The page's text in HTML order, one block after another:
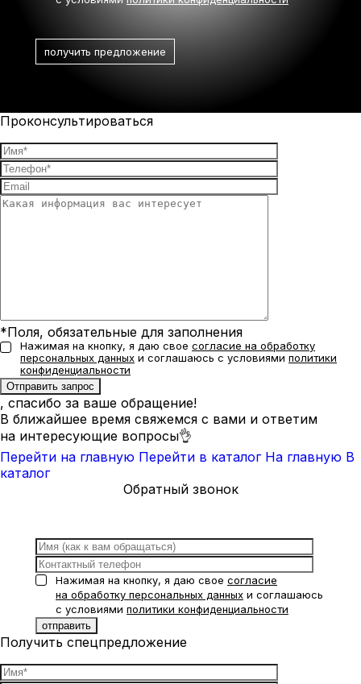
Проконсультироваться
*Поля, обязательные для заполнения
Нажимая на кнопку, я даю свое согласие на обработку
персональных данных и соглашаюсь с условиями политики
конфиденциальности
, спасибо за ваше обращение!
В ближайшее время свяжемся с вами и ответим
на интересующие вопросы👌
Перейти на главную Перейти в каталог На главную В
каталог
Обратный звонок
Нажимая на кнопку, я даю свое согласие
на обработку персональных данных и соглашаюсь
с условиями политики конфиденциальности
Получить спецпредложение